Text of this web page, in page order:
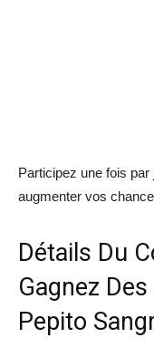
Participez une fois
augmenter vos
Détails Du
Gagnez
Pepito